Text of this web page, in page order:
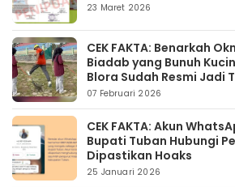
23 Maret 2026
CEK FAKTA: Benarkah
Biadab yang Bunuh
Blora Sudah Resmi Jadi
07 Februari 2026
CEK FAKTA: Akun
Bupati Tuban Hubungi
Dipastikan Hoaks
25 Januari 2026